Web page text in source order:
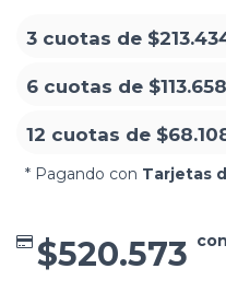
3 cuotas de
6 cuotas de
12 cuotas de
* Pagando con Tarjetas
$520.573